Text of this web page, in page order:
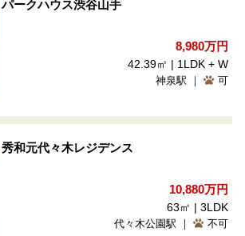
パークハウス渋谷山手
8,980万円
42.39㎡ | 1LDK + W
神泉駅 ｜ 可
秀和元代々木レジデンス
10,880万円
63㎡ | 3LDK
代々木公園駅 ｜ 不可